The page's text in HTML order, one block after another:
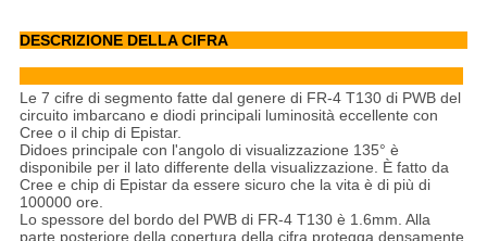
DESCRIZIONE DELLA CIFRA
Le 7 cifre di segmento fatte dal genere di FR-4 T130 di PWB del
circuito imbarcano e diodi principali luminosità eccellente con
Cree o il chip di Epistar.
Didoes principale con l'angolo di visualizzazione 135° è
disponibile per il lato differente della visualizzazione. È fatto da
Cree e chip di Epistar da essere sicuro che la vita è di più di
100000 ore.
Lo spessore del bordo del PWB di FR-4 T130 è 1.6mm. Alla
parte posteriore della copertura della cifra protegga densamente